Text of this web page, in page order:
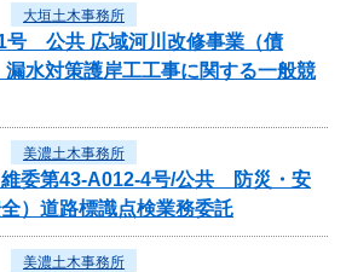
大垣土木事務所
号 公共 広域河川改修事業（債
水対策護岸工工事に関する一般競
美濃土木事務所
維委第43-A012-4号/公共 防災・安
）道路標識点検業務委託
美濃土木事務所